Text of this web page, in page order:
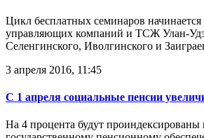
Цикл бесплатных семинаров начинается
управляющих компаний и ТСЖ Улан-
Селенгинского, Иволгинского и
3 апреля 2016, 11:45
С 1 апреля социальные пенсии
На 4 процента будут проиндексированы